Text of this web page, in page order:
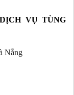
VỤ TÙNG
Nẵng